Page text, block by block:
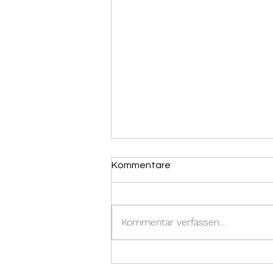
Kommentare
Kommentar verfassen...